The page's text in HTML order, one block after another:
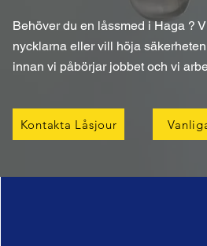
Behöver du en låssmed i Haga ?
nycklarna eller vill höja
innan vi påbörjar jobbet och vi
Kontakta Låsjour